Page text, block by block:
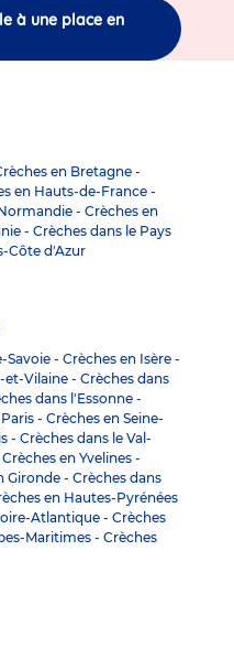
à une place en
en Bretagne-
en Hauts-de-France -
- Crèches en
- Crèches dans le Pays
Côte d'Azur
Savoie - Crèches en Isère -
et-Vilaine - Crèches dans
dans l'Essonne-
- Crèches en Seine-
- Crèches dans le Val-
Crèches en Yvelines -
Gironde - Crèches dans
en Hautes-Pyrénées
Atlantique- Crèches
Maritimes - Crèches